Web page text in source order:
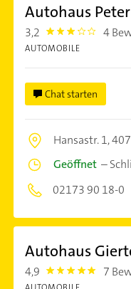
Autohaus
3,2 3.2 4
AUTOMOBILE
Chat starten
Hansastr. 1,
Geöffnet–
02173 90 18-0
Autohaus
4,9 4.9 7